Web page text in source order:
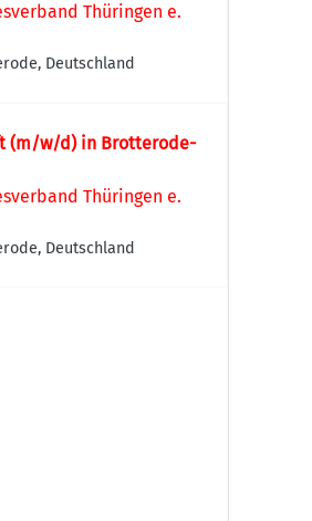
Thüringen e.
Deutschland
(m/w/d) in Brotterode-
Thüringen e.
Deutschland